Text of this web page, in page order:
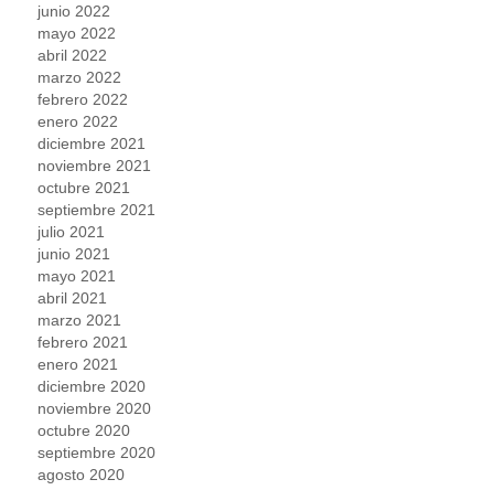
junio 2022
mayo 2022
abril 2022
marzo 2022
febrero 2022
enero 2022
diciembre 2021
noviembre 2021
octubre 2021
septiembre 2021
julio 2021
junio 2021
mayo 2021
abril 2021
marzo 2021
febrero 2021
enero 2021
diciembre 2020
noviembre 2020
octubre 2020
septiembre 2020
agosto 2020